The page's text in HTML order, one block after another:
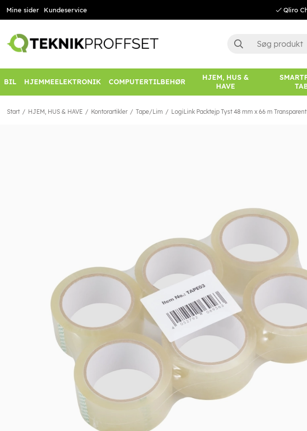
Mine sider Kundeservice Qliro
BIL HJEMMEELEKTRONIK COMPUTERTILBEHØR
HJEM, HUS &
HAVE
Start HJEM, HUS & HAVE Kontorartikler Tape/Lim LogiLink Packtejp Tyst 48 mm x 66 m